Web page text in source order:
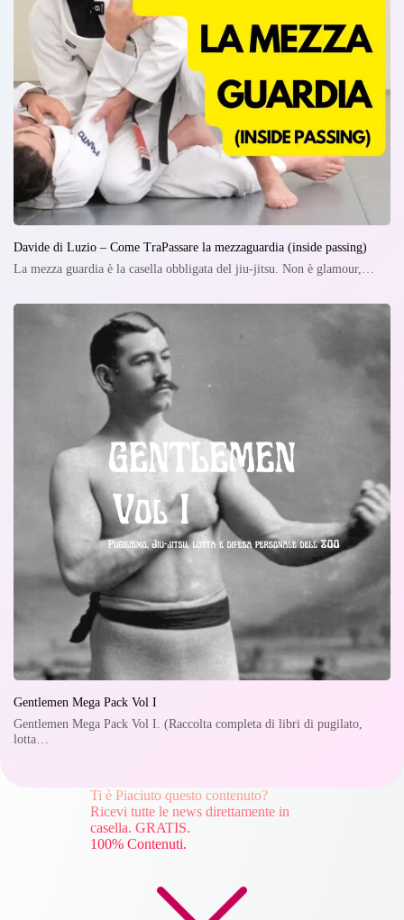
Davide di Luzio – Come TraPassare la mezzaguardia (inside passing)
La mezza guardia è la casella obbligata del jiu-jitsu. Non è glamour,…
Gentlemen Mega Pack Vol I
Gentlemen Mega Pack Vol I. (Raccolta completa di libri di pugilato,
lotta…
Ti è Piaciuto questo contenuto?
Ricevi tutte le news direttamente in
casella. GRATIS.
100% Contenuti.